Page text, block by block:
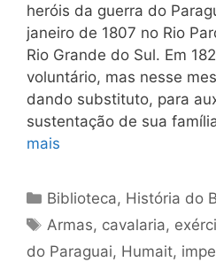
heróis da guerra do
janeiro de 1807 no Rio
Rio Grande do Sul. Em
voluntário, mas nesse
dando substituto, para
sustentação de sua
mais
Categorias
Biblioteca, História do
Tags
Armas, cavalaria,
do Paraguai, Humait,